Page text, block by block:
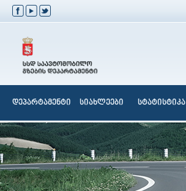
დეპარტამენტი სიახლეები სტატისტიკა